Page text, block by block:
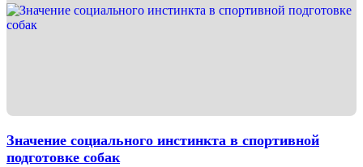
Значение социального инстинкта в спортивной
подготовке собак